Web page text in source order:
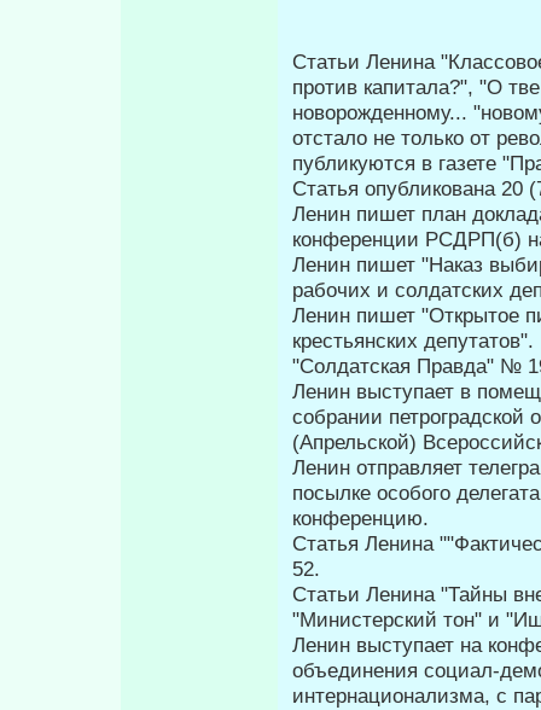
Статьи Ленина
против капитала?", "О
новорожденному...
отстало не только от
публикуются в газете
Статья опубликова­на 20
Ленин пишет план
конференции РСДРП(б)
Ленин пишет "Наказ
рабочих и солдатских
Ленин пишет "Открытое
крестьянских
"Солдатская Правда" №
Ленин выступает в
собрании петроградской
(Апрельской)
Ленин отправляет
посылке особого
конференцию.
Статья Ленина
52.
Статьи Ленина "Тайны
"Министерский тон" и
Ленин выступает на
объединения социал-
интернационализма, с